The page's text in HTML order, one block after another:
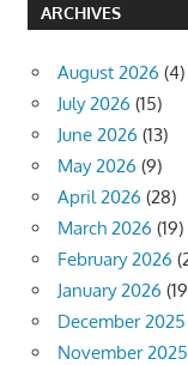
ARCHIVES
August 2026 (4)
July 2026 (15)
June 2026 (13)
May 2026 (9)
April 2026 (28)
March 2026 (19)
February 2026
January 2026
December 2025
November 2025